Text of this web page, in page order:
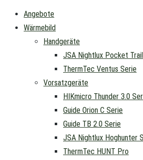
Angebote
Wärmebild
Handgeräte
JSA Nightlux Pocket
ThermTec Ventus Serie
Vorsatzgeräte
HIKmicro Thunder 3.0
Guide Orion C Serie
Guide TB 2.0 Serie
JSA Nightlux Hoghunter
ThermTec HUNT Pro